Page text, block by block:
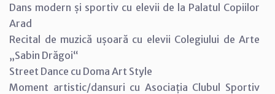
Dans modern și sportiv cu elevii de la Palatul Copiilor
Arad
Recital de muzică ușoară cu elevii Colegiului de Arte
„Sabin Drăgoi“
Street Dance cu Doma Art Style
Moment artistic/dansuri cu Asociația Clubul Sportiv